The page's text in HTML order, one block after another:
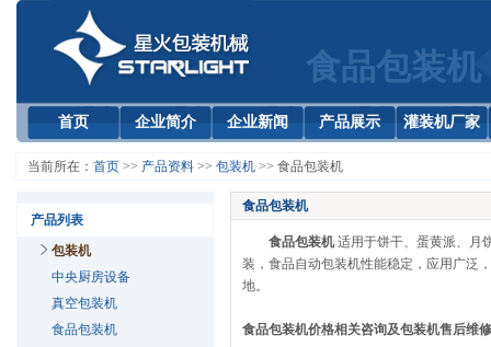
食品包装机
首页 企业简介 企业新闻 产品展示 灌装机厂家
当前所在： 首页 >> 产品资料 >> 包装机 >> 食品包装机
产品列表
包装机
中央厨房设备
真空包装机
食品包装机
食品包装机
食品包装机适用于饼干、蛋黄派、月
装，食品自动包装机性能稳定，应用广泛
地。
食品包装机价格相关咨询及包装机售后维